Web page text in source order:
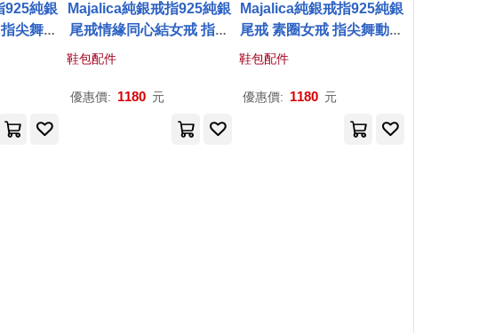
925純銀
尖舞動
Majalica純銀戒指925純銀
尾戒情緣同心結女戒 指尖
舞動系列 PR21013 6 玫金
鞋包配件
優惠價: 1180 元
Majalica純銀戒指925純銀
尾戒 素圈女戒 指尖舞動系
列 PR21008 5 玫金色美國
鞋包配件
優惠價: 1180 元